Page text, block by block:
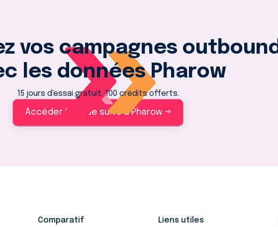
vos campagnes outbound
les données Pharow
15 jours d'essai gratuit. 100 crédits offerts.
Accéder tout de suite à Pharow →
Comparatif Liens utiles